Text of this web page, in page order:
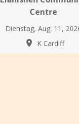
Centre
Dienstag, Aug. 11,
K Cardiff